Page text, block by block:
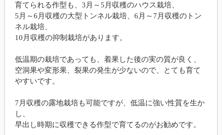
育てられる作型も、3月～5月収穫のハウス栽培、
5月～6月収穫の大型トンネル栽培、6月～7月収穫のトン
ネル栽培、
10月収穫の抑制栽培があります。
低温期の栽培であっても、着果した後の実の質が良く、
空洞果や変形果、裂果の発生が少ないので、とても育て
やすいです。
7月収穫の露地栽培も可能ですが、低温に強い性質を生か
し、
早出し時期に収穫できる作型で育てるのがお勧めです。